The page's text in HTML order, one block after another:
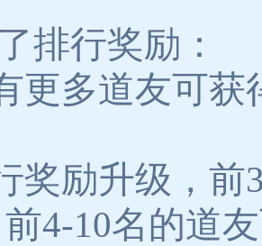
排行奖励：
更多道友可
奖励升级，
4-10名的道